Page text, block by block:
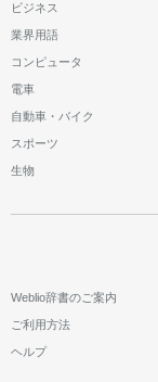
ビジネス
業界用語
コンピュータ
電車
自動車・バイク
スポーツ
生物
Weblio辞書のご案内
ご利用方法
ヘルプ